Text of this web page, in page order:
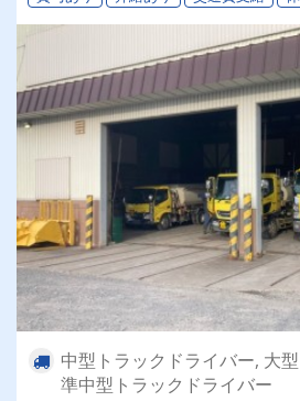
中型トラックドライバー, 大
準中型トラックドライバー